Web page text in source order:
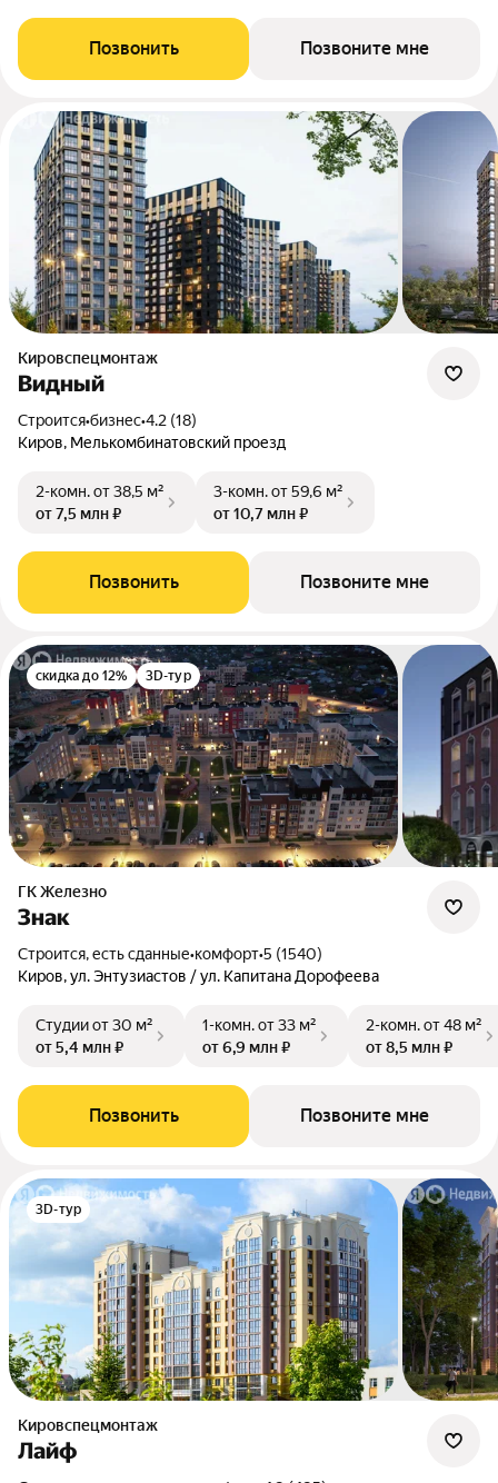
Позвонить Позвоните мне
Кировспецмонтаж
Видный
Строится•бизнес•4.2 (18)
Киров, Мелькомбинатовский проезд
2-комн.от 38,5 м²
от 7,5 млн ₽
3-комн.от 59,6 м²
от 10,7 млн ₽
Позвонить Позвоните мне
скидка до 12% 3D-тур
ГК Железно
Знак
Строится, есть сданные•комфорт•5 (1540)
Киров, ул. Энтузиастов / ул. Капитана Дорофеева
Студииот 30 м²
от 5,4 млн ₽
1-комн.от 33 м²
от 6,9 млн ₽
2-комн.от 48 м²
от 8,5 млн ₽
Позвонить Позвоните мне
3D-тур
Кировспецмонтаж
Лайф